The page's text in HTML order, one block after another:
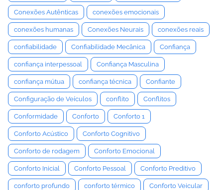
Conexões Autênticas conexões emocionais
conexões humanas Conexões Neurais conexões reais
confiabilidade Confiabilidade Mecânica Confiança
confiança interpessoal Confiança Masculina
confiança mútua confiança técnica Confiante
Configuração de Veículos conflito Conflitos
Conformidade Conforto Conforto 1
Conforto Acústico Conforto Cognitivo
Conforto de rodagem Conforto Emocional
Conforto Inicial Conforto Pessoal Conforto Preditivo
conforto profundo conforto térmico Conforto Veicular